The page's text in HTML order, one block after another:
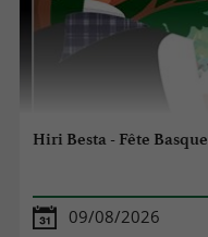
Hiri Besta - Fête Basque
09/08/2026